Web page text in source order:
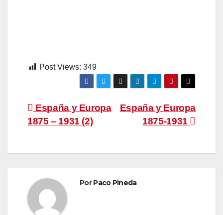
Post Views: 349
Navegación
de
entradas
España y Europa
1875-1931
España y Europa
1875 – 1931 (2)
PorPaco Pineda